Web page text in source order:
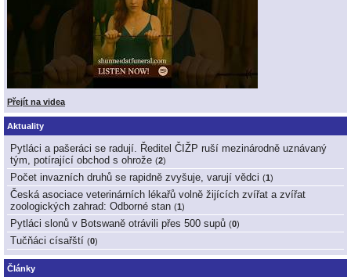
Přejít na videa
Aktuality
Pytláci a pašeráci se radují. Ředitel ČIŽP ruší mezinárodně uznávaný
tým, potírající obchod s ohrože (2)
Počet invazních druhů se rapidně zvyšuje, varují vědci (1 )
Česká asociace veterinárních lékařů volně žijících zvířat a zvířat
zoologických zahrad: Odborné stan (1 )
Pytláci slonů v Botswaně otrávili přes 500 supů (0)
Tučňáci císařští (0)
Články